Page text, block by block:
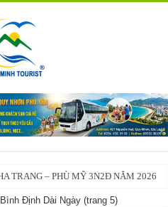
TRANG – PHÙ MỸ 3N2Đ NĂM 2026
Định Dài Ngày (trang 5)